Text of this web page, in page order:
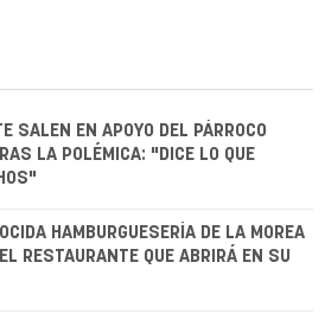
SALEN EN APOYO DEL PÁRROCO
LA POLÉMICA: "DICE LO QUE
HAMBURGUESERÍA DE LA MOREA
RESTAURANTE QUE ABRIRÁ EN SU